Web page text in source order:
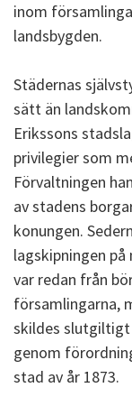
inom
landsbygden.
Städernas
sätt än
Erikssons
privilegier som
Förvaltningen
av stadens
konungen.
lagskipningen
var redan från
församlingarna,
skildes
genom
stad av år 1873.